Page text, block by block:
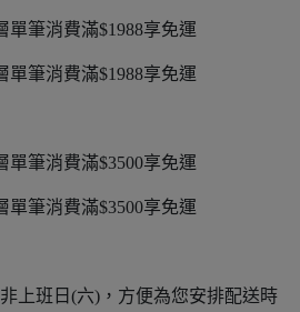
單筆消費滿$1988享免運
單筆消費滿$1988享免運
單筆消費滿$3500享免運
單筆消費滿$3500享免運
上班日(六)，方便為您安排配送時